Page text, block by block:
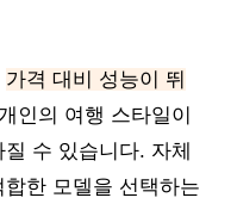
가격 대비 성능이 뛰
인의 여행 스타일이
수 있습니다. 자체
한 모델을 선택하는